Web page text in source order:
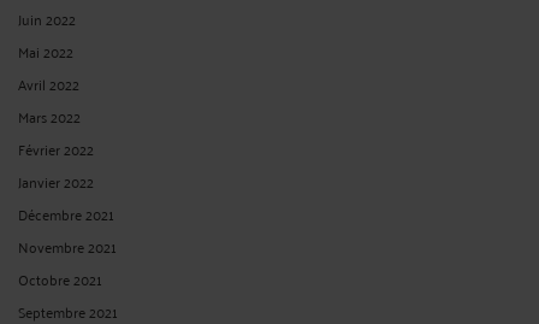
Juin 2022
Mai 2022
Avril 2022
Mars 2022
Février 2022
Janvier 2022
Décembre 2021
Novembre 2021
Octobre 2021
Septembre 2021